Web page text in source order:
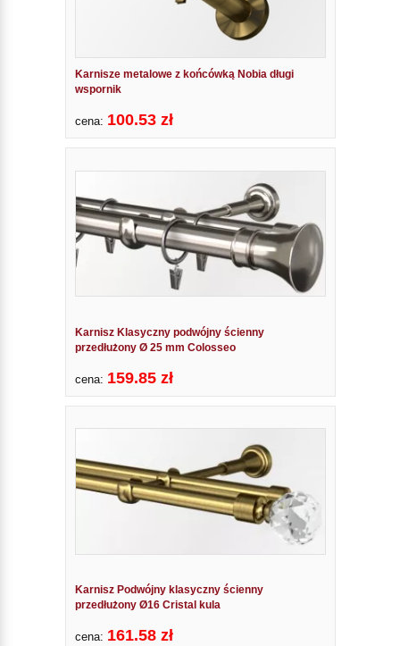
Karnisze metalowe z końcówką Nobia długi
wspornik
cena: 100.53 zł
Karnisz Klasyczny podwójny ścienny
przedłużony Ø 25 mm Colosseo
cena: 159.85 zł
Karnisz Podwójny klasyczny ścienny
przedłużony Ø16 Cristal kula
cena: 161.58 zł